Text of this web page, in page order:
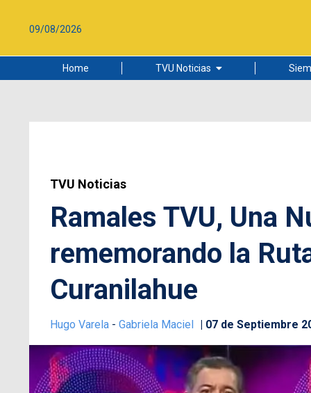
09/08/2026
Home TVU Noticias
Ciudad
TVU Noticias
Ramales TVU, Una
rememorando la
Curanilahue
Hugo Varela - Gabriela Maciel 07 de Septiembre